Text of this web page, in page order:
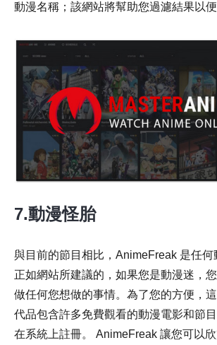
動漫名稱；該網站將幫助您過濾結果以便
7.動漫怪胎
與目前的節目相比，AnimeFreak 是任何
正如網站所建議的，如果您是動漫迷，
做任何您想做的事情。為了您的方便，
代品包含許多免費觀看的動漫電影和節
在系統上註冊。 AnimeFreak 讓您可以